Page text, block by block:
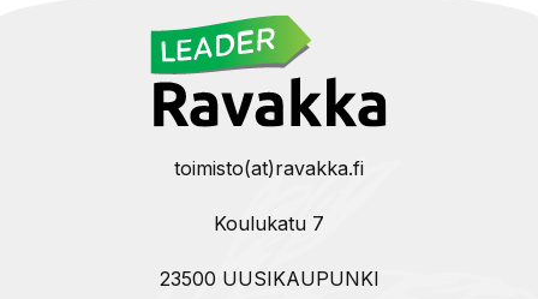
toimisto(at)ravakka.fi
Koulukatu 7
23500 UUSIKAUPUNKI